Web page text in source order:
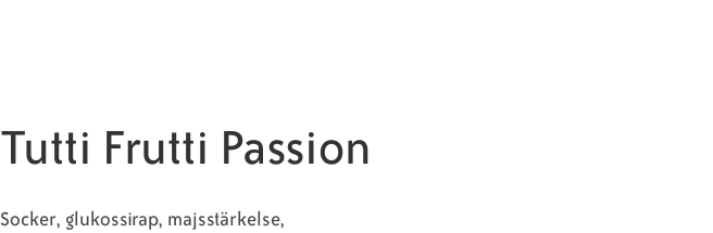
Tutti Frutti Passion
Socker, glukossirap, majsstärkelse,